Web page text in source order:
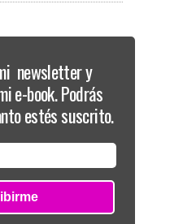
newsletter y
e-book. Podrás
estés suscrito.